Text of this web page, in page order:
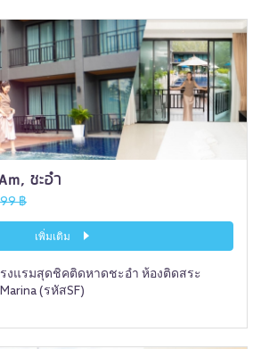
ชะอำ
฿
เพิ่มเติม
งแรมสุดชิคติดหาดชะอำ ห้องติดสระ
(รหัสSF)